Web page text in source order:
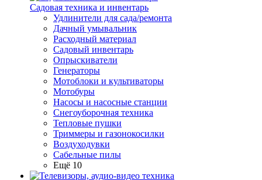
Садовая техника и инвентарь
Удлинители для сада/ремонта
Дачный умывальник
Расходный материал
Садовый инвентарь
Опрыскиватели
Генераторы
Мотоблоки и культиваторы
Мотобуры
Насосы и насосные станции
Снегоуборочная техника
Тепловые пушки
Триммеры и газонокосилки
Воздуходувки
Сабельные пилы
Ещё 10